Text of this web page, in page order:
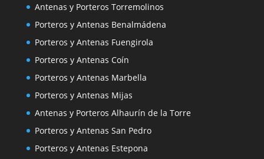
Antenas y Porteros Torremolinos
Porteros y Antenas Benalmádena
Porteros y Antenas Fuengirola
Porteros y Antenas Coín
Porteros y Antenas Marbella
Porteros y Antenas Mijas
Antenas y Porteros Alhaurín de la Torre
Porteros y Antenas San Pedro
Porteros y Antenas Estepona